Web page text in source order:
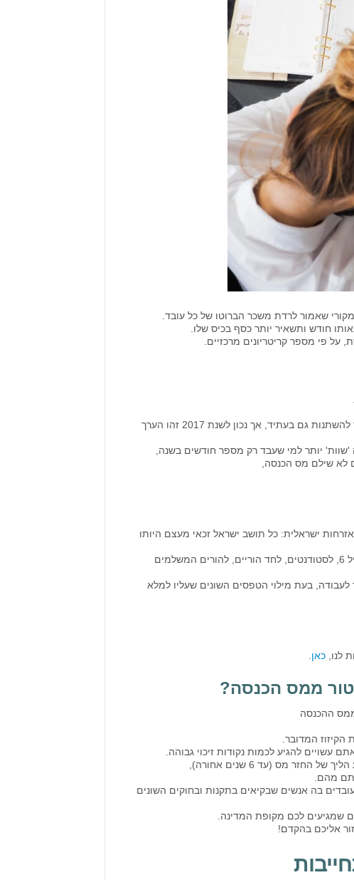
שאמור לרדת משכר הברוטו של כל עובד.
חודש ותשאיר יותר כסף בכיס שלו.
על פי מספר קריטריונים מרכזיים.
בשנים עברו הסכום הזה השתנה מספר פעמים וקיים סיכוי לא רע שימשיך להשתנות גם בעתיד, אך נכון לשנת 2017 זהו הערך
'שוות' יותר למי שעבד רק מספר חודשים בשנה,
לא שילם מס הכנסה,
ישראלית: כל תושב ישראל זכאי מעצם היותו
למעט קריטריון זה, ניתנות נקודות זיכוי במס גם להורים לילדים מתחת לגיל 6, לסטודנטים, לחד הוריים, להורים המשלמים
בעת מילוי הטפסים השונים שעליו למלא
לנו,כאן.
ממס הכנסה?
ממס ההכנסה
המדובר.
עשויים להגיע לכמות נקודות זיכוי גבוהה.
מס (עד 6 שנים אחורה),
מהם.
בה אנשים שבקיאים בתקנות ובחוקים השונים
שמגיעים לכם מקופת המדינה.
אליכם בהקדם!